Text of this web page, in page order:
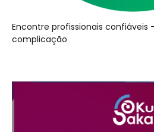
Encontre profissionais confiáveis
complicação